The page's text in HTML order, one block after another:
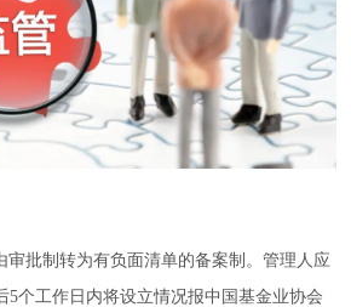
审批制转为有负面清单的备案制。管理人应
5个工作日内将设立情况报中国基金业协会